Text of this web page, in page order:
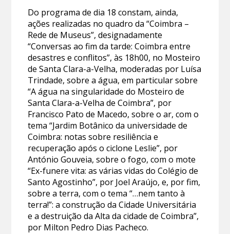
Do programa de dia 18 constam, ainda,
ações realizadas no quadro da “Coimbra –
Rede de Museus”, designadamente
“Conversas ao fim da tarde: Coimbra entre
desastres e conflitos”, às 18h00, no Mosteiro
de Santa Clara-a-Velha, moderadas por Luísa
Trindade, sobre a água, em particular sobre
“A água na singularidade do Mosteiro de
Santa Clara-a-Velha de Coimbra”, por
Francisco Pato de Macedo, sobre o ar, com o
tema “Jardim Botânico da universidade de
Coimbra: notas sobre resiliência e
recuperação após o ciclone Leslie”, por
António Gouveia, sobre o fogo, com o mote
“Ex-funere vita: as várias vidas do Colégio de
Santo Agostinho”, por Joel Araújo, e, por fim,
sobre a terra, com o tema “…nem tanto à
terra!”: a construção da Cidade Universitária
e a destruição da Alta da cidade de Coimbra”,
por Milton Pedro Dias Pacheco.